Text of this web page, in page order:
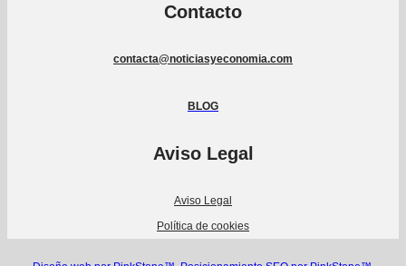
Contacto
contacta@noticiasyeconomia.com
BLOG
Aviso Legal
Aviso Legal
Política de cookies